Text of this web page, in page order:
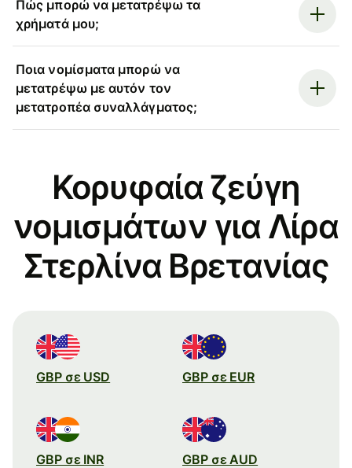
Πώς μπορώ να μετατρέψω τα
χρήματά μου;
Ποια νομίσματα μπορώ να
μετατρέψω με αυτόν τον
μετατροπέα συναλλάγματος;
Κορυφαία ζεύγη
νομισμάτων για Λίρα
Στερλίνα Βρετανίας
GBP σε USD GBP σε EUR
GBP σε INR GBP σε AUD